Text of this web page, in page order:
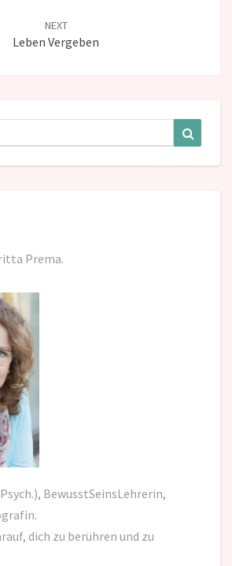
NEXT
Leben Vergeben
Prema.
BewusstSeinsLehrerin,
dich zu berühren und zu